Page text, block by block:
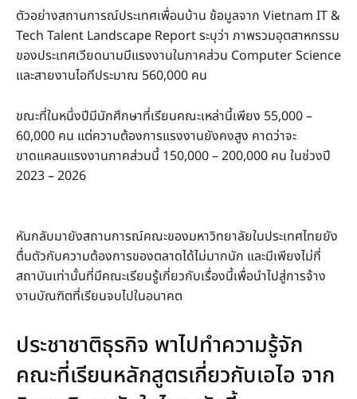
ตัวอย่างสถานการณ์ประเทศเพื่อนบ้าน ข้อมูลจาก Vietnam IT &
Tech Talent Landscape Report ระบุว่า ภาพรวมอุตสาหกรรม
ของประเทศเวียดนามมีแรงงานในภาคส่วน Computer Science
และสายงานไอทีประมาณ 560,000 คน
ขณะที่ในหนึ่งปีมีนักศึกษาที่เรียนคณะเหล่านี้เพียง 55,000 –
60,000 คน แต่ความต้องการแรงงานยังคงสูง คาดว่าจะ
ขาดแคลนแรงงานภาคส่วนนี้ 150,000 – 200,000 คน ในช่วงปี
2023 – 2026
หันกลับมายังสถานการณ์คณะของมหาวิทยาลัยในประเทศไทยยัง
ตื่นตัวกับความต้องการของตลาดได้ไม่มากนัก และมีเพียงไม่กี่
สถาบันเท่านั้นที่มีคณะเรียนรู้เกี่ยวกับเรื่องนี้เพื่อนำไปสู่การจ้าง
งานบัณฑิตที่เรียนจบไปในอนาคต
ประชาชาติธุรกิจ พาไปทำความรู้จัก
คณะที่เรียนหลักสูตรเกี่ยวกับเอไอ จาก